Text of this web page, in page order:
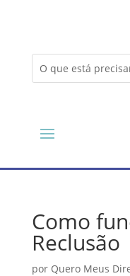
Como
Reclusão
por Quero Meus